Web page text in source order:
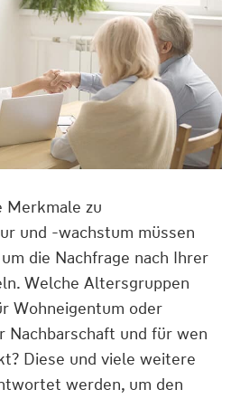
Merkmale zu
und -wachstum müssen
die Nachfrage nach Ihrer
Welche Altersgruppen
Wohneigentum oder
Nachbarschaft und für wen
Diese und viele weitere
werden, um den